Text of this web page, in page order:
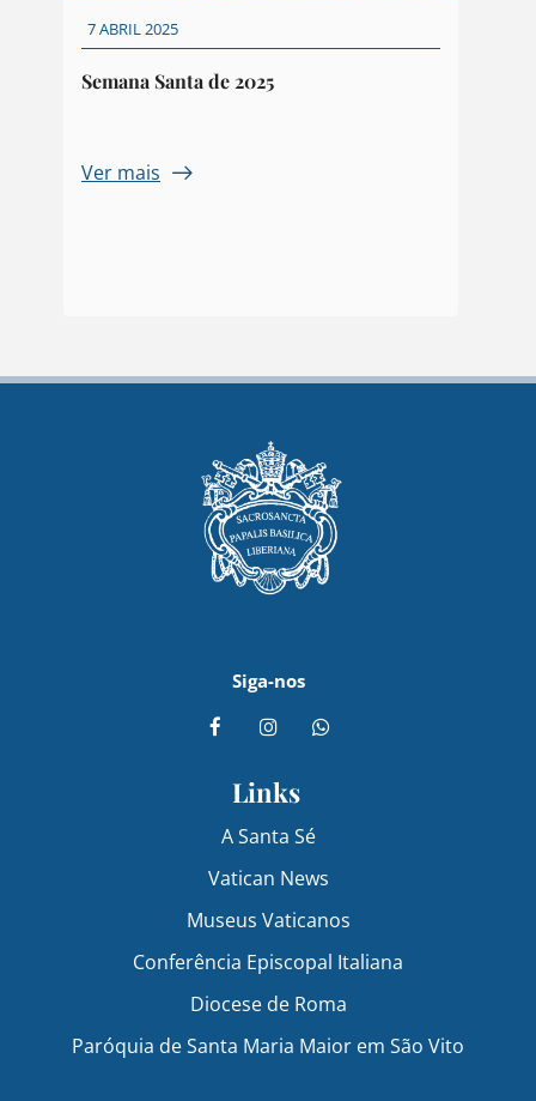
7 ABRIL 2025
Semana Santa de 2025
Ver mais
Siga-nos
Links
A Santa Sé
Vatican News
Museus Vaticanos
Conferência Episcopal Italiana
Diocese de Roma
Paróquia de Santa Maria Maior em São Vito